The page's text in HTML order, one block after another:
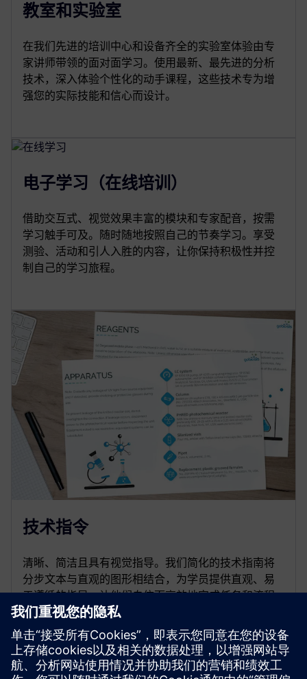
教室和实验室
在我们先进的培训中心和设备齐全的实验室体验由专
家讲师带领的面对面学习。使用最新、最先进的分析
技术，深入体验个性化的动手课程，这些技术专为增
强您的实际技能和信心而设计。
电子学习（在线培训）
借助交互式、视觉效果丰富的模块和专家配音，按需
学习触手可及。随时随地按照自己的节奏学习。享受
测验、活动和引人入胜的内容，让你保持积极性并控
制自己的学习旅程。
技术指令
清晰、简洁且具有视觉指导。我们简化的技术指南将
分步文本与直观的图形相结合，为学员提供直观、易
于遵循的指导，让他们自信而高效地完成任务和流程
——不要过度思考，只需采取有针对性的有效行动即
可。